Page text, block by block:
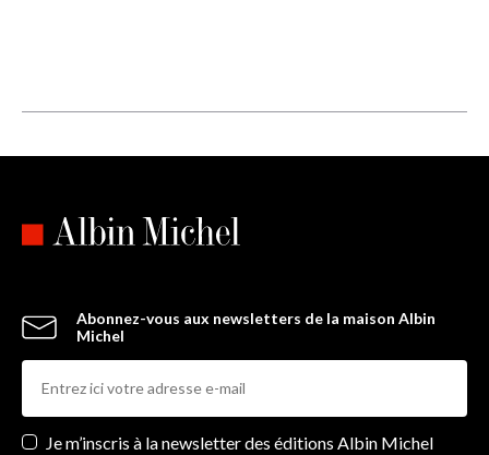
Abonnez-vous aux newsletters de la maison Albin
Michel
Newsletters
Je m’inscris à la newsletter des éditions Albin Michel